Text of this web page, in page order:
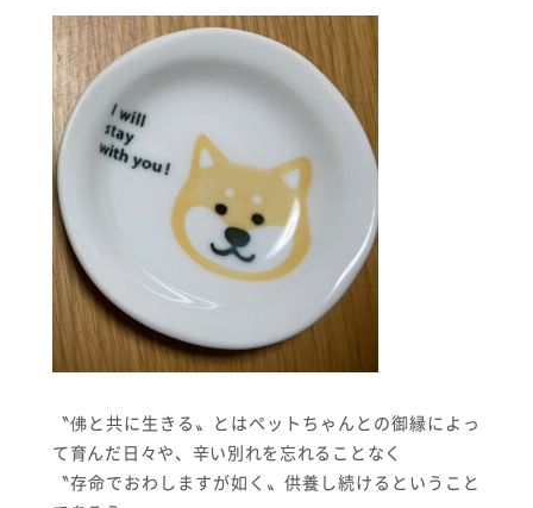
〝佛と共に生きる〟とはペットちゃんとの御縁によっ
て育んだ日々や、辛い別れを忘れることなく
〝存命でおわしますが如く〟供養し続けるということ